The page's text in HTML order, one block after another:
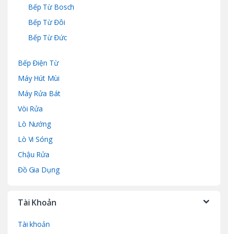
Bếp Từ Bosch
Bếp Từ Đôi
Bếp Từ Đức
Bếp Điện Từ
Máy Hút Mùi
Máy Rửa Bát
Vòi Rửa
Lò Nướng
Lò Vi Sóng
Chậu Rửa
Đồ Gia Dụng
Tài Khoản
Tài khoản